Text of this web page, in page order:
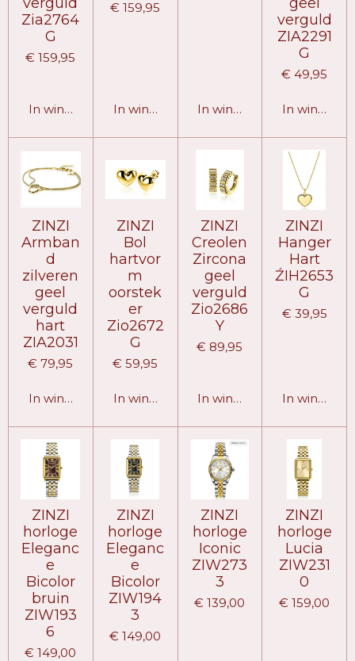
Zia2764
G
€ 159,95
In winkelwagen
€ 159,95
In winkelwagenIn winkelwagen
verguld
ZIA2291
G
€ 49,95
In
ZINZI
Armban
d
zilveren
geel
verguld
hart
ZIA2031
€ 79,95
In winkelwagen
ZINZI
Bol
hartvor
m
oorstek
er
Zio2672
G
€ 59,95
In winkelwagen
ZINZI
Creolen
Zircona
geel
verguld
Zio2686
Y
€ 89,95
In winkelwagen
ZINZI
Hanger
Hart
ŹIH2653
G
€ 39,95
In
ZINZI
horloge
Eleganc
e
Bicolor
bruin
ZIW193
6
€ 149,00
ZINZI
horloge
Eleganc
e
Bicolor
ZIW194
3
€ 149,00
ZINZI
horloge
Iconic
ZIW273
3
€ 139,00
ZINZI
horloge
Lucia
ZIW231
0
€ 159,00